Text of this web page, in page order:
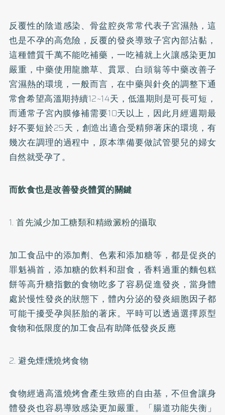
反覆性的陰道感染、骨盆腔炎常常代表子宮濕熱，這
也是不孕的高危險，反覆的發炎導致子宮內部沾黏，
這種體質千萬不能吃補藥，一吃補就上火讓感染更加
嚴重，中藥使用龍膽草、貫眾、白頭翁等中藥改善子
宮濕熱的環境，一般而言，在中藥與針灸的調整下通
常會希望高溫期持續12~14天，低溫期則是可長可短，
而通常子宮內膜修補需要10天以上，因此月經週期最
好不要短於25天，創造出適合受精卵著床的環境，有
幾次在調理的過程中，原本準備要做試管嬰兒的婦女
自然就受孕了。
而飲食也是改善發炎體質的關鍵
1. 首先減少加工糖類和精緻澱粉的攝取
加工食品中的添加劑、色素和添加糖等，都是促炎的
罪魁禍首，添加糖的飲料和甜食，香料過重的麵包糕
餅等高升糖指數的食物吃多了容易促進發炎，當身體
處於慢性發炎的狀態下，體內分泌的發炎細胞因子都
可能干擾受孕與胚胎的著床。平時可以透過選擇原型
食物和低限度的加工食品有助降低發炎反應
2. 避免煙燻燒烤食物
食物經過高溫燒烤會產生致癌的自由基，不但會讓身
體發炎也容易導致感染更加嚴重。「腸道功能失衡」